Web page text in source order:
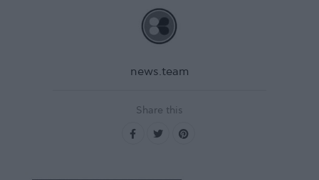
news.team
Share this